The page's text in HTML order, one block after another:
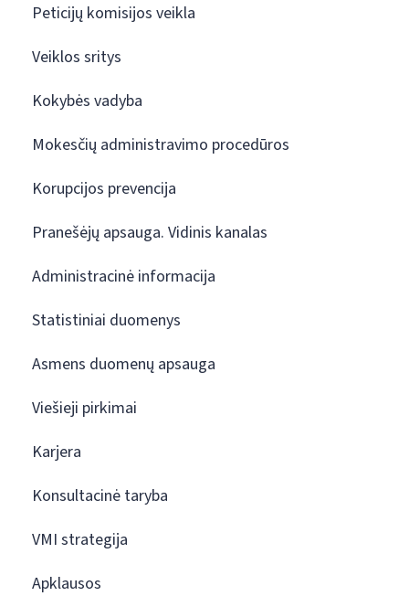
Peticijų komisijos veikla
Veiklos sritys
Kokybės vadyba
Mokesčių administravimo procedūros
Korupcijos prevencija
Pranešėjų apsauga. Vidinis kanalas
Administracinė informacija
Statistiniai duomenys
Asmens duomenų apsauga
Viešieji pirkimai
Karjera
Konsultacinė taryba
VMI strategija
Apklausos